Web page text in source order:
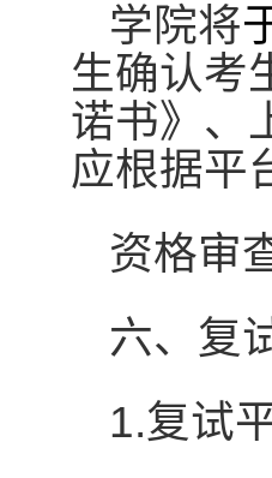
学院将
生确认考
诺书》、
应根据平
资格审
六、复
1.复试